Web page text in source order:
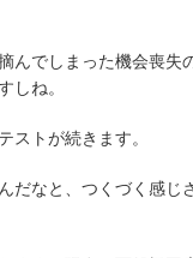
んでしまった機会喪失
しね。
ストが続きます。
だなと、つくづく感じ